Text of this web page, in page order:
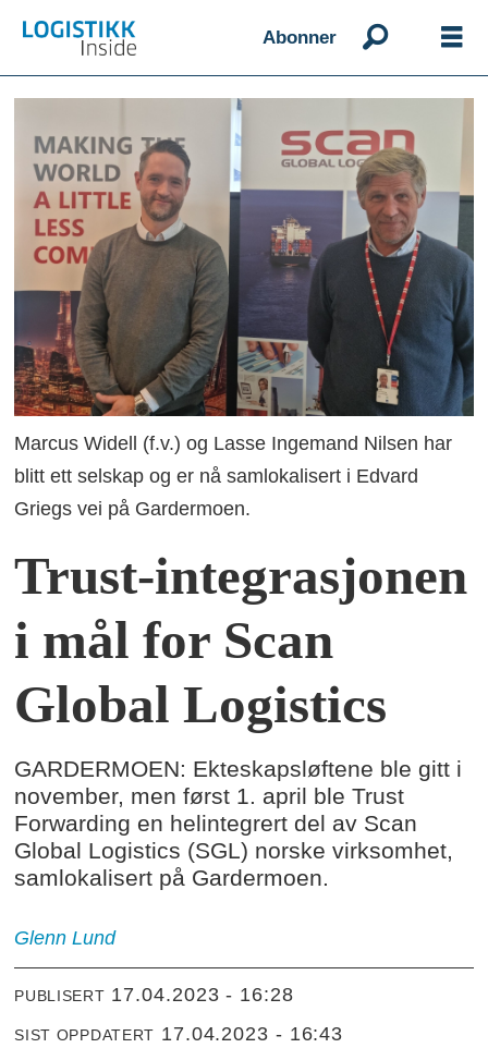
Abonner
Marcus Widell (f.v.) og Lasse Ingemand Nilsen har
blitt ett selskap og er nå samlokalisert i Edvard
Griegs vei på Gardermoen.
Trust-integrasjonen
i mål for Scan
Global Logistics
GARDERMOEN: Ekteskapsløftene ble gitt i
november, men først 1. april ble Trust
Forwarding en helintegrert del av Scan
Global Logistics (SGL) norske virksomhet,
samlokalisert på Gardermoen.
Glenn Lund
PUBLISERT 17.04.2023 - 16:28
SIST OPPDATERT 17.04.2023 - 16:43